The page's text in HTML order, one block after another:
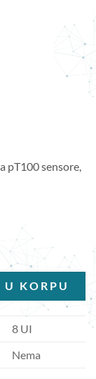
pT100 sensore,
U KORPU
8 UI
Nema